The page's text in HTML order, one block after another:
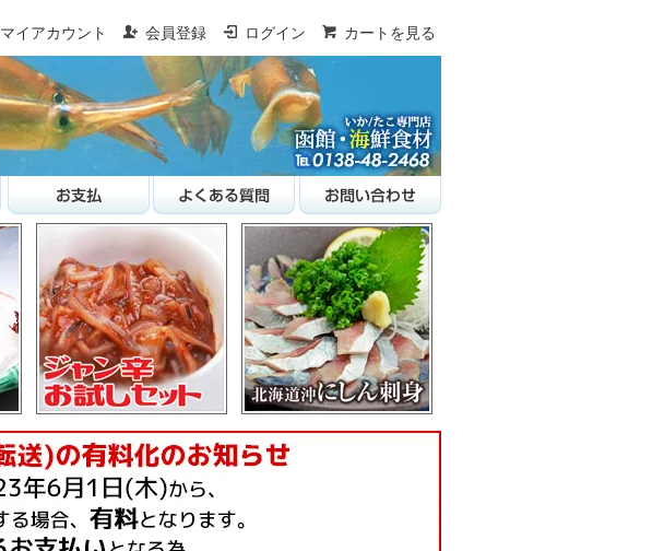
マイアカウント 会員登録 ログイン カートを見る